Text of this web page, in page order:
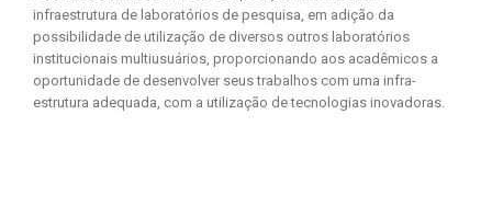
infraestrutura de laboratórios de pesquisa, em adição da
possibilidade de utilização de diversos outros laboratórios
institucionais multiusuários, proporcionando aos acadêmicos a
oportunidade de desenvolver seus trabalhos com uma infra-
estrutura adequada, com a utilização de tecnologias inovadoras.